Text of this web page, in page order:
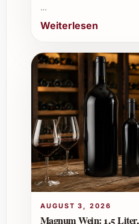
…
Weiterlesen
AUGUST 3, 2026
Magnum Wein: 1,5